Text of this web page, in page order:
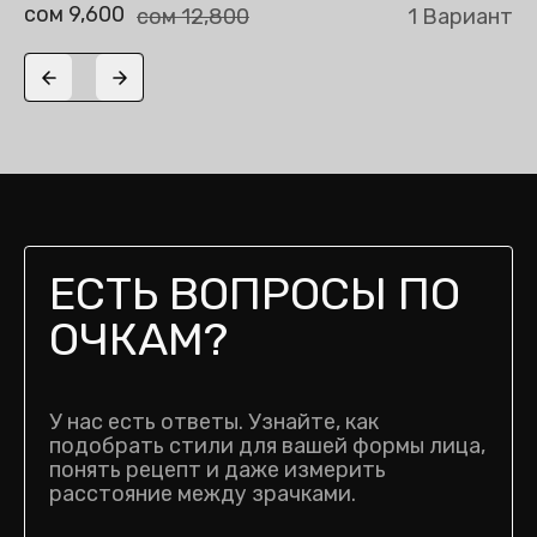
сом 9,600 сом 12,800 1 Вариант
Previous slide
Next slide
ЕСТЬ ВОПРОСЫ ПО
ОЧКАМ?
У нас есть ответы. Узнайте, как
подобрать стили для вашей формы лица,
понять рецепт и даже измерить
расстояние между зрачками.